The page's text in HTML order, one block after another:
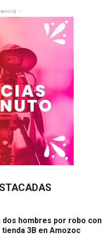
-
dos hombres por robo con
3B en Amozoc